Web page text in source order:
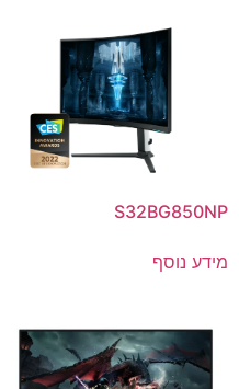
S32BG850NP
מידע נוסף